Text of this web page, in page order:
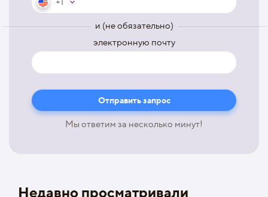
и (не обязательно)
электронную почту
Мы ответим за несколько минут!
Недавно просматривали